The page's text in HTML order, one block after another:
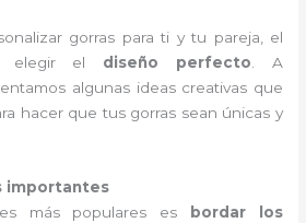
gorras para ti y tu pareja, el
elegir el diseño perfecto. A
algunas ideas creativas que
hacer que tus gorras sean únicas y
importantes
más populares es
bordar los